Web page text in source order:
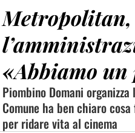
Metropolitan,
«Abbiamo
Piombino Domani
Comune ha ben chiaro
per ridare vita al cinema